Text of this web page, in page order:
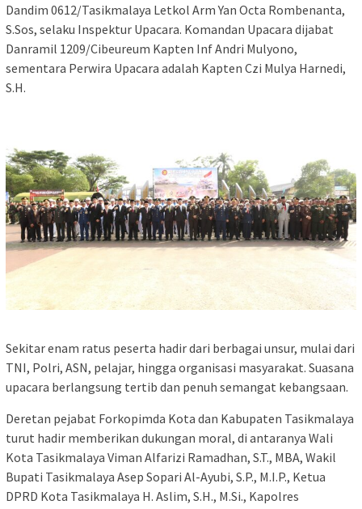
Dandim 0612/Tasikmalaya Letkol Arm Yan Octa Rombenanta,
S.Sos, selaku Inspektur Upacara. Komandan Upacara dijabat
Danramil 1209/Cibeureum Kapten Inf Andri Mulyono,
sementara Perwira Upacara adalah Kapten Czi Mulya Harnedi,
S.H.
Sekitar enam ratus peserta hadir dari berbagai unsur, mulai dari
TNI, Polri, ASN, pelajar, hingga organisasi masyarakat. Suasana
upacara berlangsung tertib dan penuh semangat kebangsaan.
Deretan pejabat Forkopimda Kota dan Kabupaten Tasikmalaya
turut hadir memberikan dukungan moral, di antaranya Wali
Kota Tasikmalaya Viman Alfarizi Ramadhan, S.T., MBA, Wakil
Bupati Tasikmalaya Asep Sopari Al-Ayubi, S.P., M.I.P., Ketua
DPRD Kota Tasikmalaya H. Aslim, S.H., M.Si., Kapolres